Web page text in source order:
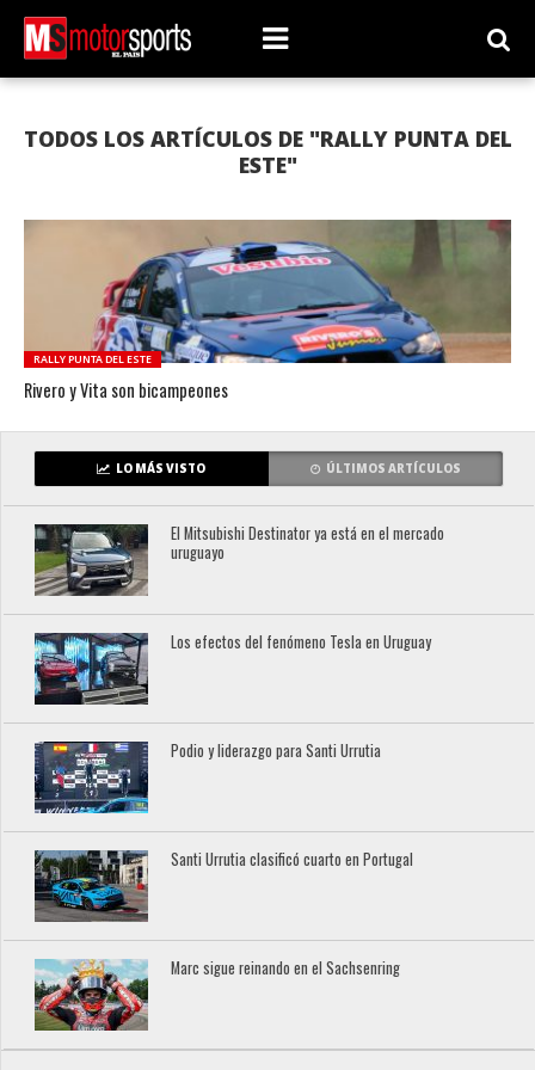
TODOS LOS ARTÍCULOS DE "RALLY PUNTA DEL
ESTE"
RALLY PUNTA DEL ESTE
Rivero y Vita son bicampeones
LO MÁS VISTO ÚLTIMOS ARTÍCULOS
El Mitsubishi Destinator ya está en el mercado
uruguayo
Los efectos del fenómeno Tesla en Uruguay
Podio y liderazgo para Santi Urrutia
Santi Urrutia clasificó cuarto en Portugal
Marc sigue reinando en el Sachsenring